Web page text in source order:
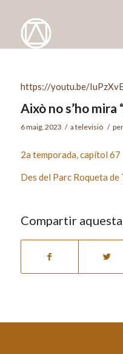
https://youtu.be/
Això no s’ho mira
6 maig, 2023 / a televisió / per
2a temporada, capítol 67
Des del Parc Roqueta de
Compartir